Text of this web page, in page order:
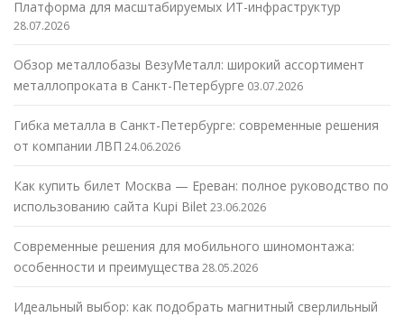
Платформа для масштабируемых ИТ-инфраструктур
28.07.2026
Обзор металлобазы ВезуМеталл: широкий ассортимент
металлопроката в Санкт-Петербурге 03.07.2026
Гибка металла в Санкт-Петербурге: современные решения
от компании ЛВП 24.06.2026
Как купить билет Москва — Ереван: полное руководство по
использованию сайта Kupi Bilet23.06.2026
Современные решения для мобильного шиномонтажа:
особенности и преимущества 28.05.2026
Идеальный выбор: как подобрать магнитный сверлильный